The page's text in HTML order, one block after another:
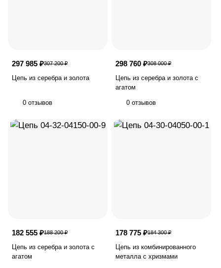
297 985 ₽307 200 ₽
Цепь из серебра и золота
0 отзывов
298 760 ₽308 000 ₽
Цепь из серебра и золота с
агатом
0 отзывов
182 555 ₽188 200 ₽
Цепь из серебра и золота с
агатом
178 775 ₽184 300 ₽
Цепь из комбинированного
металла с хризмами